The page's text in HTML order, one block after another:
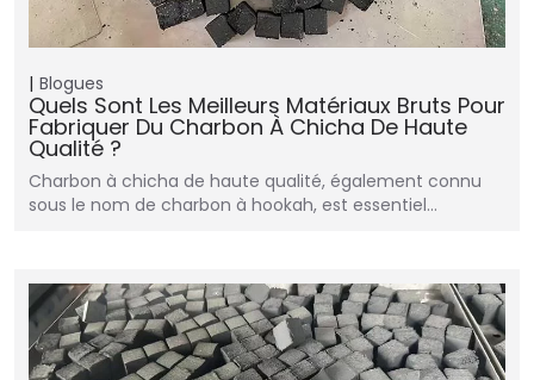
Blogues
Quels Sont Les Meilleurs Matériaux Bruts Pour
Fabriquer Du Charbon À Chicha De Haute
Qualité ?
Charbon à chicha de haute qualité, également connu
sous le nom de charbon à hookah, est essentiel…